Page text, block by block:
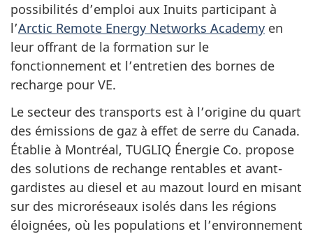
possibilités d’emploi aux Inuits participant à
l’Arctic Remote Energy Networks Academy en
leur offrant de la formation sur le
fonctionnement et l’entretien des bornes de
recharge pour VE.
Le secteur des transports est à l’origine du quart
des émissions de gaz à effet de serre du Canada.
Établie à Montréal, TUGLIQ Énergie Co. propose
des solutions de rechange rentables et avant-
gardistes au diesel et au mazout lourd en misant
sur des microréseaux isolés dans les régions
éloignées, où les populations et l’environnement